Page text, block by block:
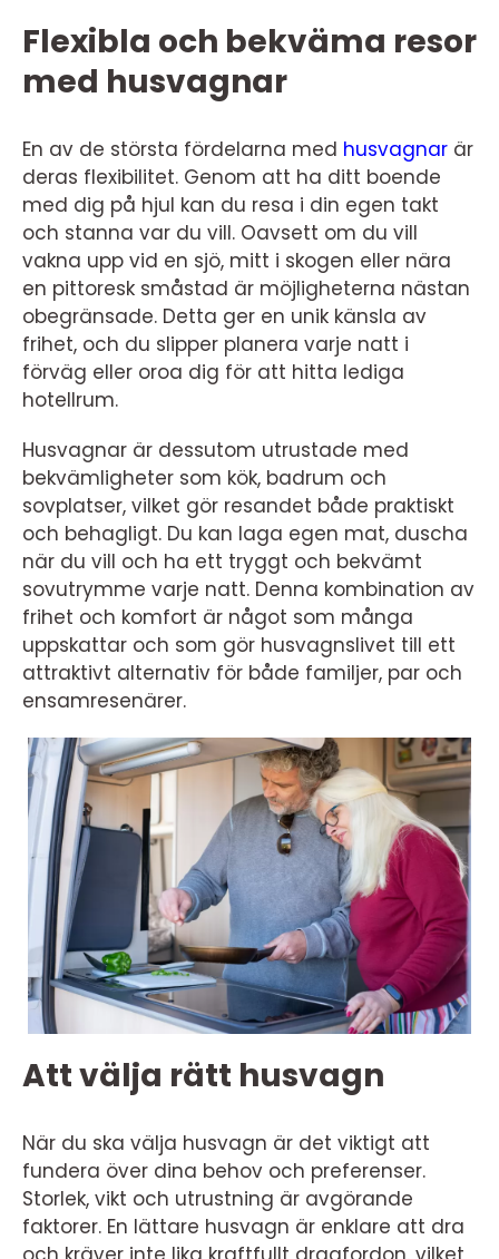
Flexibla och bekväma resor
med husvagnar
En av de största fördelarna med husvagnar är
deras flexibilitet. Genom att ha ditt boende
med dig på hjul kan du resa i din egen takt
och stanna var du vill. Oavsett om du vill
vakna upp vid en sjö, mitt i skogen eller nära
en pittoresk småstad är möjligheterna nästan
obegränsade. Detta ger en unik känsla av
frihet, och du slipper planera varje natt i
förväg eller oroa dig för att hitta lediga
hotellrum.
Husvagnar är dessutom utrustade med
bekvämligheter som kök, badrum och
sovplatser, vilket gör resandet både praktiskt
och behagligt. Du kan laga egen mat, duscha
när du vill och ha ett tryggt och bekvämt
sovutrymme varje natt. Denna kombination av
frihet och komfort är något som många
uppskattar och som gör husvagnslivet till ett
attraktivt alternativ för både familjer, par och
ensamresenärer.
Att välja rätt husvagn
När du ska välja husvagn är det viktigt att
fundera över dina behov och preferenser.
Storlek, vikt och utrustning är avgörande
faktorer. En lättare husvagn är enklare att dra